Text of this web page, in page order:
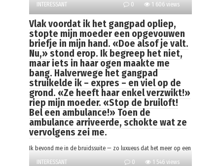
INTERESSANT
0 1 606 views
Vlak voordat ik het gangpad opliep,
stopte mijn moeder een opgevouwen
briefje in mijn hand. «Doe alsof je valt.
Nu,» stond erop. Ik begreep het niet,
maar iets in haar ogen maakte me
bang. Halverwege het gangpad
struikelde ik – expres – en viel op de
grond. «Ze heeft haar enkel verzwikt!»
riep mijn moeder. «Stop de bruiloft!
Bel een ambulance!» Toen de
ambulance arriveerde, schokte wat ze
vervolgens zei me.
Ik bevond me in de bruidssuite — zo luxueus dat het meer op een
INTERESSANT
0 1 546 views